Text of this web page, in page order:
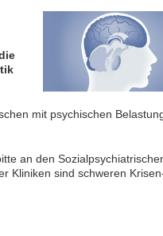
mit psychischen
an den
Kliniken sind schweren